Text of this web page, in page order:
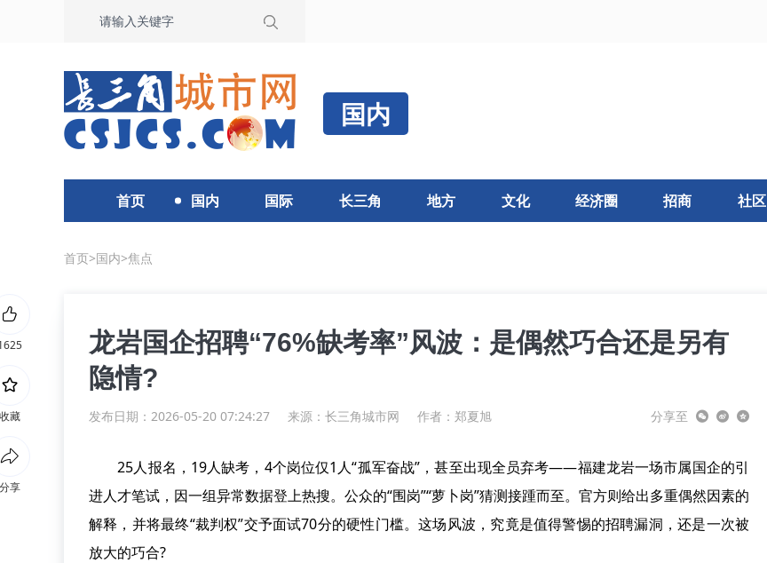
国内
首页 国内 国际 长三角 地方 文化 经济圈 招商 社区
首页>国内>焦点
龙岩国企招聘“76%缺考率”风波：是偶然巧合还是另有
隐情?
发布日期：2026-05-20 07:24:27 来源： 长三角城市网 作者： 郑夏旭 分享至
25人报名，19人缺考，4个岗位仅1人“孤军奋战”，甚至出现全员弃考——福建龙岩一场市属国企的引
进人才笔试，因一组异常数据登上热搜。公众的“围岗”“萝卜岗”猜测接踵而至。官方则给出多重偶然因素的
解释，并将最终“裁判权”交予面试70分的硬性门槛。这场风波，究竟是值得警惕的招聘漏洞，还是一次被
放大的巧合?
收藏
分享